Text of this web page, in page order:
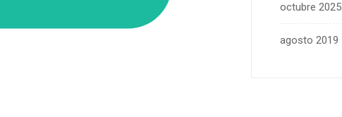
octubre 2025
agosto 2019